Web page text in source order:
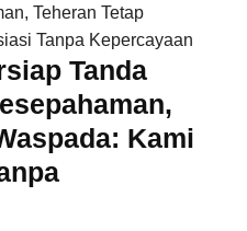
Teheran Tetap
Tanpa Kepercayaan
Tanda
Kami